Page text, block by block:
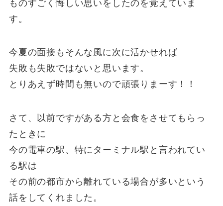
ものすごく悔しい思いをしたのを覚えていま
す。
今夏の面接もそんな風に次に活かせれば
失敗も失敗ではないと思います。
とりあえず時間も無いので頑張りまーす！！
さて、以前ですがある方と会食をさせてもらっ
たときに
今の電車の駅、特にターミナル駅と言われてい
る駅は
その前の都市から離れている場合が多いという
話をしてくれました。